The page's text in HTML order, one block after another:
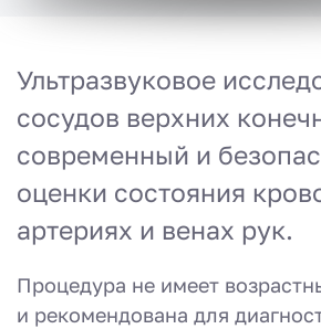
Ультразвуковое
сосудов верхних
современный и
оценки состояния
артериях и венах рук.
Процедура не имеет
и рекомендована для